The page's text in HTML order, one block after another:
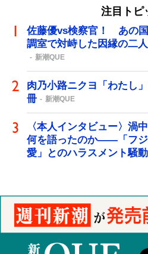
注目トピ
佐藤優vs検察官！ あの
調室で対峙した因縁の二
新潮QUE
肉乃小路ニクヨ「わたし
冊
新潮QUE
〈本人インタビュー〉渦
何を語ったのか――「フ
愛」とのハラスメント騒動